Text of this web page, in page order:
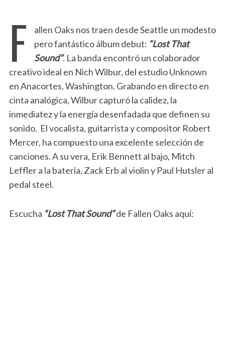
F
allen Oaks nos traen desde Seattle un modesto
pero fantástico álbum debut: “Lost That
Sound”. La banda encontró un colaborador
creativo ideal en Nich Wilbur, del estudio Unknown
en Anacortes, Washington. Grabando en directo en
cinta analógica, Wilbur capturó la calidez, la
inmediatez y la energía desenfadada que definen su
sonido. El vocalista, guitarrista y compositor Robert
Mercer, ha compuesto una excelente selección de
canciones. A su vera, Erik Bennett al bajo, Mitch
Leffler a la batería, Zack Erb al violín y Paul Hutsler al
pedal steel.
Escucha “Lost That Sound”de Fallen Oaks aquí: